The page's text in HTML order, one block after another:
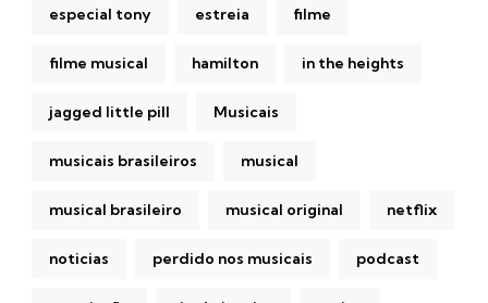
especial tony estreia filme
filme musical hamilton in the heights
jagged little pill Musicais
musicais brasileiros musical
musical brasileiro musical original netflix
noticias perdido nos musicais podcast